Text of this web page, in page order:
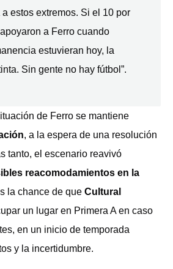
estos extremos. Si el 10 por
a Ferro cuando
estuvieran hoy, la
Sin gente no hay fútbol”.
de Ferro se mantiene
, a la espera de una resolución
tanto, el escenario reavivó
reacomodamientos en la
la chance de que Cultural
un lugar en Primera A en caso
en un inicio de temporada
y la incertidumbre.